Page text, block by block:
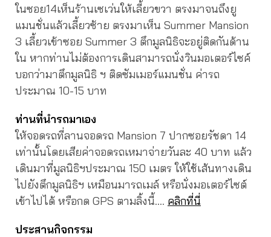
ในซอย14เห็นร้านเซเว่นให้เลี้ยวขวา ตรงมาจนถึงยู
แมนชั่นแล้วเลี้ยวซ้าย ตรงมาเห็น Summer Mansion
3 เลี้ยวเข้าซอย Summer 3 ตึกมูลนิธิจะอยู่ติดกันด้าน
ใน หากท่านไม่ต้องการเดินสามารถนั่งวินมอเตอร์ไซค์
บอกว่ามาตึกมูลนิธิ ฯ ติดซัมเมอร์แมนชั่น ค่ารถ
ประมาณ 10-15 บาท
ท่านที่นำรถมาเอง
ให้จอดรถที่ลานจอดรถ Mansion 7 ปากซอยรัชดา 14
เท่านั้นโดยเสียค่าจอดรถเหมาจ่ายวันละ 40 บาท แล้ว
เดินมาที่มูลนิธิฯประมาณ 150 เมตร ให้ใช้เส้นทางเดิน
ไปยังตึกมูลนิธิฯ เหมือนมารถเมล์ หรือนั่งมอเตอร์ไซต์
เข้าไปได้ หรือกด GPS ตามลิ้งนี้…. คลิกที่นี่
ประสานกิจกรรม